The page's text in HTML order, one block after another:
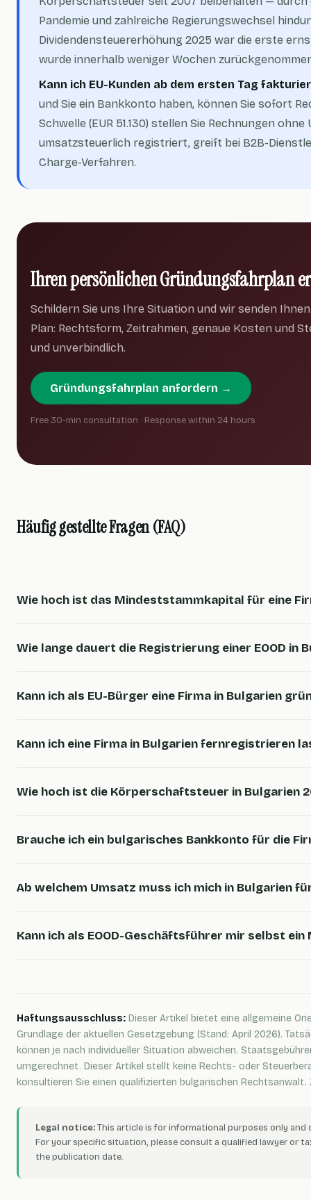
Pandemie und zahlreiche Regierungswechsel
Dividendensteuererhöhung 2025 war die erste
wurde innerhalb weniger Wochen
Kann ich EU-Kunden ab dem ersten Tag
und Sie ein Bankkonto haben, können Sie sofort
Schwelle (EUR 51.130) stellen Sie Rechnungen
umsatzsteuerlich registriert, greift bei B2B-
Charge-Verfahren.
Ihren persönlichen Gründungsfahrplan
Schildern Sie uns Ihre Situation und wir senden
Plan: Rechtsform, Zeitrahmen, genaue Kosten und
und unverbindlich.
Gründungsfahrplan anfordern →
Free 30-min consultation · Response within 24 hours
Häufig gestellte Fragen (FAQ)
Wie hoch ist das Mindeststammkapital für eine
Wie lange dauert die Registrierung einer EOOD in
Kann ich als EU-Bürger eine Firma in Bulgarien
Kann ich eine Firma in Bulgarien fernregistrieren
Wie hoch ist die Körperschaftsteuer in Bulgarien
Brauche ich ein bulgarisches Bankkonto für die
Ab welchem Umsatz muss ich mich in Bulgarien
Kann ich als EOOD-Geschäftsführer mir selbst
Haftungsausschluss: Dieser Artikel bietet eine allgemeine
Grundlage der aktuellen Gesetzgebung (Stand: April 2026).
können je nach individueller Situation abweichen.
umgerechnet. Dieser Artikel stellt keine Rechts- oder
konsultieren Sie einen qualifizierten bulgarischen
Legal notice:This article is for informational purposes only
For your specific situation, please consult a qualified lawyer or
the publication date.